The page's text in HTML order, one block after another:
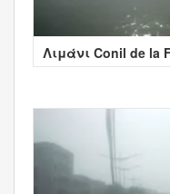
Λιμάνι Conil de la